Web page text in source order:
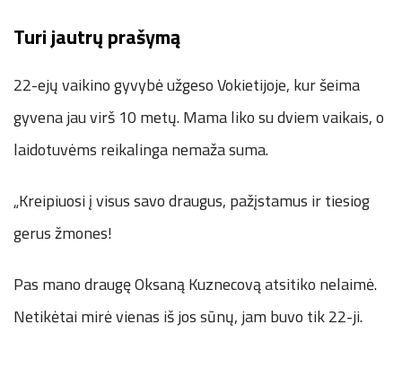
Turi jautrų prašymą
22-ejų vaikino gyvybė užgeso Vokietijoje, kur šeima
gyvena jau virš 10 metų. Mama liko su dviem vaikais, o
laidotuvėms reikalinga nemaža suma.
„Kreipiuosi į visus savo draugus, pažįstamus ir tiesiog
gerus žmones!
Pas mano draugę Oksaną Kuznecovą atsitiko nelaimė.
Netikėtai mirė vienas iš jos sūnų, jam buvo tik 22-ji.